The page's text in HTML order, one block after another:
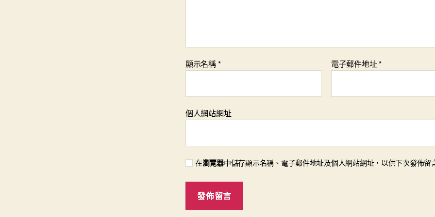
顯示名稱* 電子郵件地址*
個人網站網址
在瀏覽器中儲存顯示名稱、電子郵件地址及個人網站網址，以供下次發佈留